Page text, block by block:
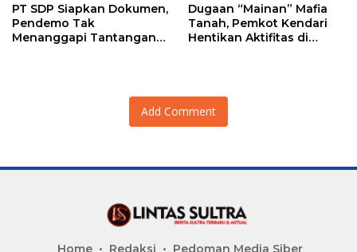
PT SDP Siapkan Dokumen,
Pendemo Tak
Menanggapi Tantangan
Dugaan “Mainan” Mafia
Tanah, Pemkot Kendari
Hentikan Aktifitas di
Add Comment
Home Redaksi Pedoman Media Siber